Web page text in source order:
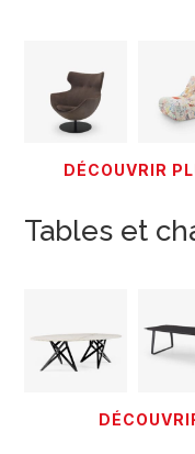
DÉCOUVRIR
Tables et